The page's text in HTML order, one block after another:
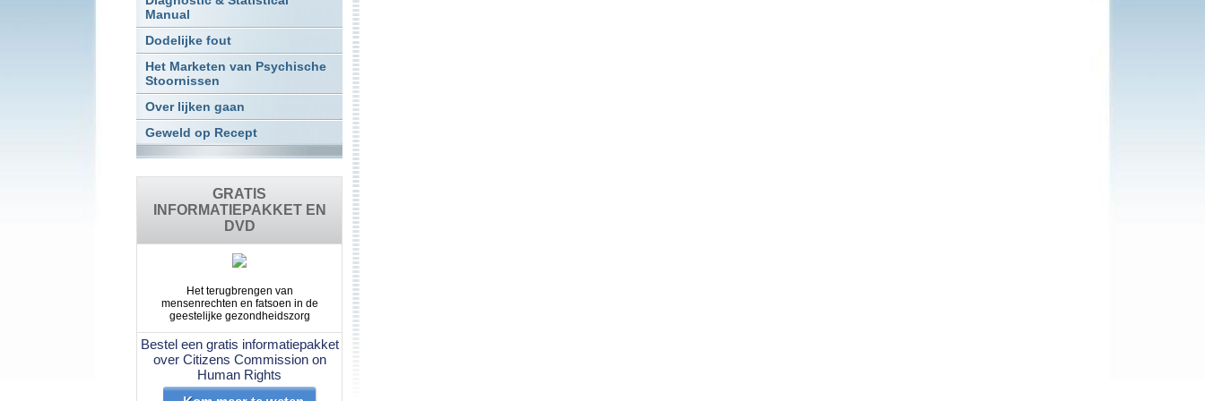
Manual
Dodelijke fout
Het Marketen van Psychische
Stoornissen
Over lijken gaan
Geweld op Recept
GRATIS
INFORMATIEPAKKET EN
DVD
Het terugbrengen van
mensenrechten en fatsoen in de
geestelijke gezondheidszorg
Bestel een gratis informatiepakket
over Citizens Commission on
Human Rights